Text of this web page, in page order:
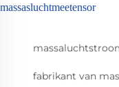
massasluchtmeetensor
fabrikant van